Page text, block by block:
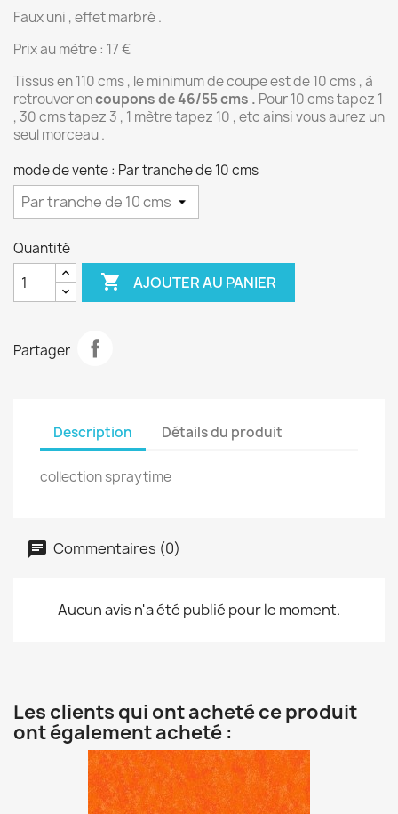
Faux uni , effet marbré .
Prix au mètre : 17 €
Tissus en 110 cms , le minimum de coupe est de 10 cms , à
retrouver encoupons de 46/55 cms . Pour 10 cms tapez 1
, 30 cms tapez 3 , 1 mètre tapez 10 , etc ainsi vous aurez un
seul morceau .
mode de vente : Par tranche de 10 cms
Quantité
 AJOUTER AU PANIER
Partager
Description Détails du produit
collection spraytime
Commentaires (0)
Aucun avis n'a été publié pour le moment.
Les clients qui ont acheté ce produit
ont également acheté :